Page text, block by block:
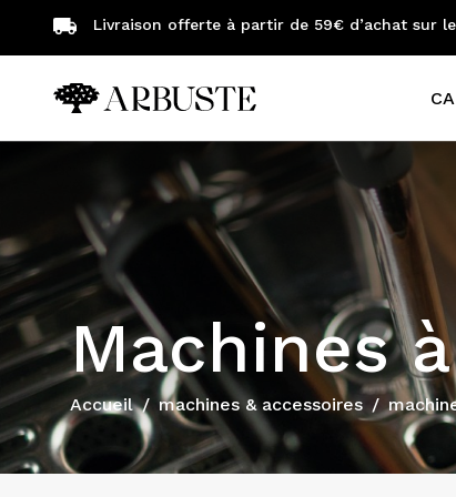
Livraison offerte à partir de 59€ d’achat sur
Machines
Accueil machines & accessoires